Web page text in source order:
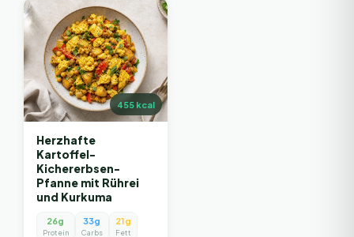
455kcal
Herzhafte
Kartoffel-
Kichererbsen-
Pfanne mit Rührei
und Kurkuma
26g
Protein
33g
Carbs
21g
Fett